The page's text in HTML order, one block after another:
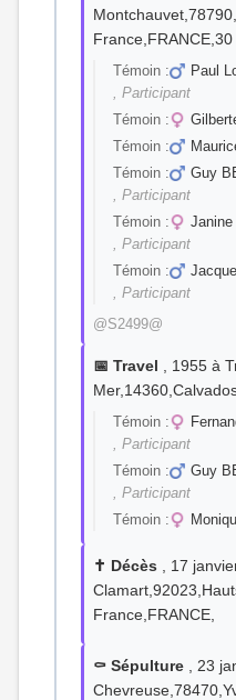
Témoin : Paul
, Participant
Témoin :
Témoin :
Témoin :
Guy
, Participant
Témoin :
, Participant
Témoin :
, Participant
@S2499@
📅 Travel , 1955 à
Témoin :
, Participant
Témoin :
Guy
, Participant
Témoin :
✝️ Décès , 17
France,FRANCE,
⚰️ Sépulture , 23